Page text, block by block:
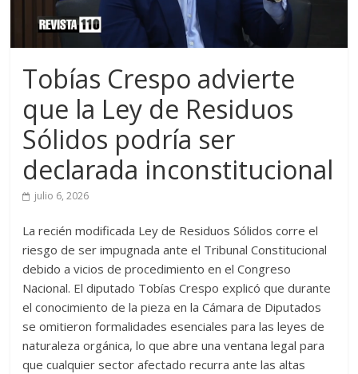
Tobías Crespo advierte
que la Ley de Residuos
Sólidos podría ser
declarada inconstitucional
julio 6, 2026
La recién modificada Ley de Residuos Sólidos corre el
riesgo de ser impugnada ante el Tribunal Constitucional
debido a vicios de procedimiento en el Congreso
Nacional. El diputado Tobías Crespo explicó que durante
el conocimiento de la pieza en la Cámara de Diputados
se omitieron formalidades esenciales para las leyes de
naturaleza orgánica, lo que abre una ventana legal para
que cualquier sector afectado recurra ante las altas